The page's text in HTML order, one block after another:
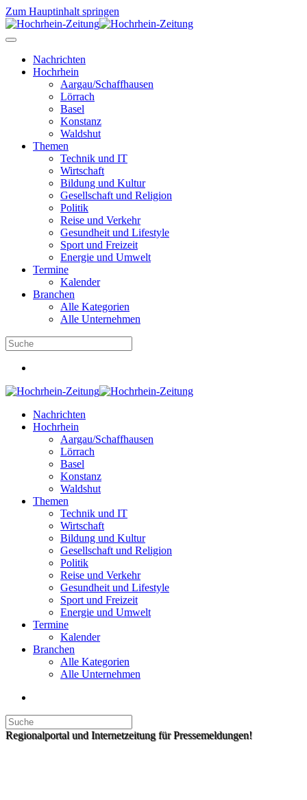
Zum Hauptinhalt springen
Nachrichten
Hochrhein
Aargau/Schaffhausen
Lörrach
Basel
Konstanz
Waldshut
Themen
Technik und IT
Wirtschaft
Bildung und Kultur
Gesellschaft und Religion
Politik
Reise und Verkehr
Gesundheit und Lifestyle
Sport und Freizeit
Energie und Umwelt
Termine
Kalender
Branchen
Alle Kategorien
Alle Unternehmen
Nachrichten
Hochrhein
Aargau/Schaffhausen
Lörrach
Basel
Konstanz
Waldshut
Themen
Technik und IT
Wirtschaft
Bildung und Kultur
Gesellschaft und Religion
Politik
Reise und Verkehr
Gesundheit und Lifestyle
Sport und Freizeit
Energie und Umwelt
Termine
Kalender
Branchen
Alle Kategorien
Alle Unternehmen
Regionalportal und Internetzeitung für Pressemeldungen!